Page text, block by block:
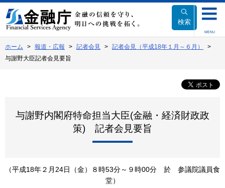
文
へ
動
検索
MENU
ホーム 報道・広報 記者会見
記者会見（平成18年１月～６月）
与謝野大臣記者会見要旨
与謝野内閣府特命担当大臣(金融・経済財政政
策) 記者会見要旨
（平成18年２月24日（金）８時53分～９時00分 於 参議院議員食
堂）